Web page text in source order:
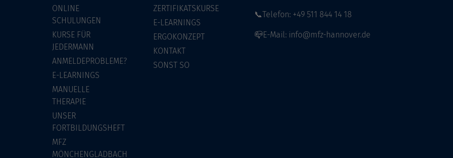
ONLINE
SCHULUNGEN
KURSE FÜR
JEDERMANN
ANMELDEPROBLEME?
E-LEARNINGS
MANUELLE
THERAPIE
UNSER
FORTBILDUNGSHEFT
MFZ
MÖNCHENGLADBACH
ZERTIFIKATSKURSE
E-LEARNINGS
ERGOKONZEPT
KONTAKT
SONST SO
📞Telefon: +49 511 844 14 18
📪E-Mail: info@mfz-hannover.de